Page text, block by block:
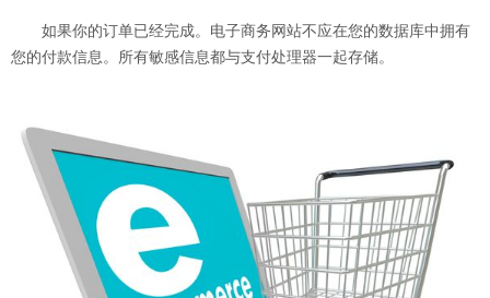
如果你的订单已经完成。电子商务网站不应在您的数据库中拥有
您的付款信息。所有敏感信息都与支付处理器一起存储。